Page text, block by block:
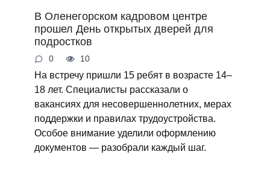
В Оленегорском кадровом центре
прошел День открытых дверей для
подростков
0 10
На встречу пришли 15 ребят в возрасте 14–
18 лет. Специалисты рассказали о
вакансиях для несовершеннолетних, мерах
поддержки и правилах трудоустройства.
Особое внимание уделили оформлению
документов — разобрали каждый шаг.